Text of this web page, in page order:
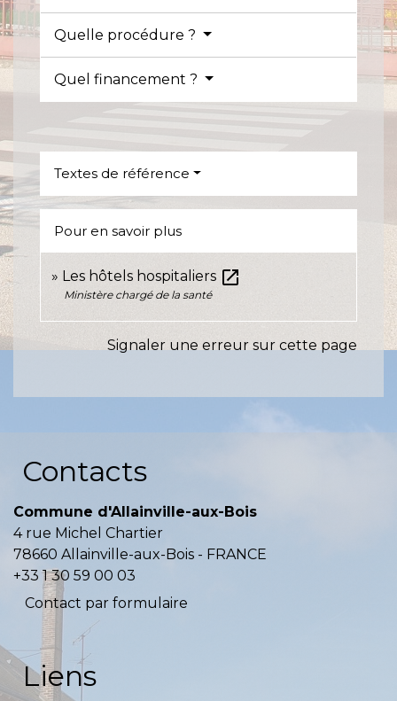
Quelle procédure ?
Quel financement ?
Textes de référence
Pour en savoir plus
Les hôtels hospitaliers open_in_new
Ministère chargé de la santé
Signaler une erreur sur cette page
Contacts
Commune d'Allainville-aux-Bois
4 rue Michel Chartier
78660 Allainville-aux-Bois - FRANCE
+33 1 30 59 00 03
Contact par formulaire
Liens